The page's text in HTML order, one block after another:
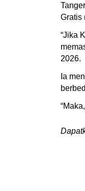
Gratis
“Jika
2026.
Ia